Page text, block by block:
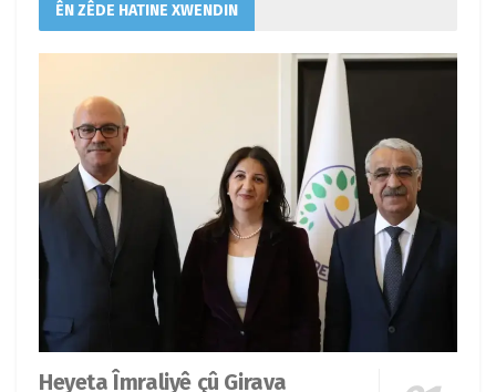
ÊN ZÊDE HATINE XWENDIN
Heyeta Îmraliyê çû Girava